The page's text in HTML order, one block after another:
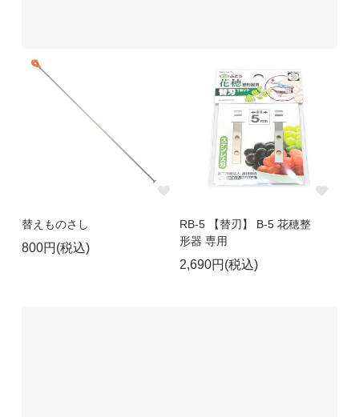
替えものさし
800円(税込)
RB-5 【替刃】 B-5 花穂整
形器 専用
2,690円(税込)